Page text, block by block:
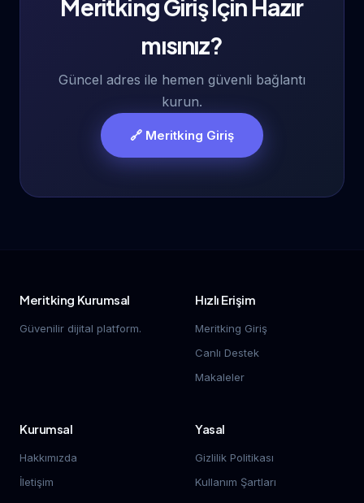
Meritking Giriş İçin Hazır
mısınız?
Güncel adres ile hemen güvenli bağlantı
kurun.
🔗 Meritking Giriş
Meritking Kurumsal
Güvenilir dijital platform.
Hızlı Erişim
Meritking Giriş
Canlı Destek
Makaleler
Kurumsal
Hakkımızda
İletişim
Yasal
Gizlilik Politikası
Kullanım Şartları